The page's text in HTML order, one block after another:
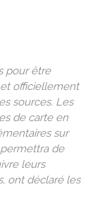
pour être
officiellement
sources. Les
de carte en
sur
de
leurs
ont déclaré les